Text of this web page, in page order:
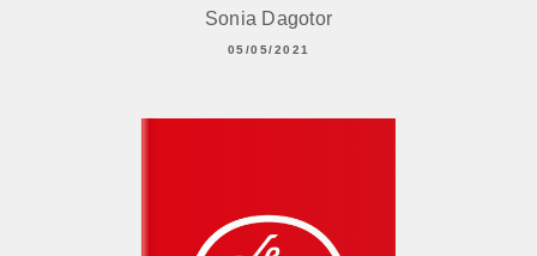
Sonia Dagotor
05/05/2021